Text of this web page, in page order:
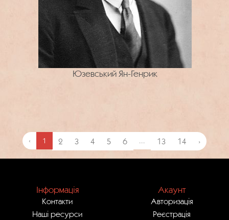
Юзевський Ян-Генрик
‹ 1 2 3 4 5 6 ... 13 14 ›
Інформація
Контакти
Наші ресурси
Акаунт
Авторизація
Реєстрація